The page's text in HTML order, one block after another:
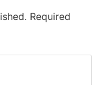
Required